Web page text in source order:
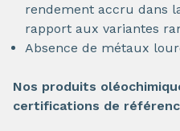
rendement accru dans
rapport aux variantes
Absence de métaux
Nos produits
certifications de